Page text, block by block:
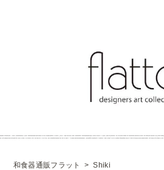
和食器通販フラット >Shiki